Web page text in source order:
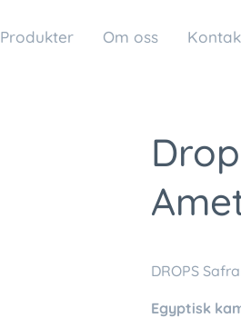
Produkter Om oss
DROPS
Egyptisk